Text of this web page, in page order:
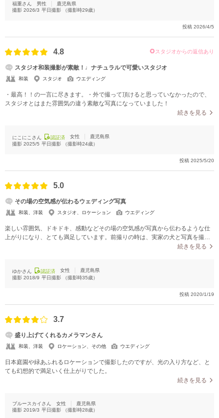
バムに仕上がっている点もとても満足しています。一生の記念に残る大切な写
真になりました。
福重さん 男性
鹿児島県
撮影 2026/3 平日撮影 （撮影時29歳）
投稿 2026/4/5
4.8 スタジオからの返信あり
スタジオ和装撮影が素敵！♩ナチュラルで可愛いスタジオ
和装 スタジオ ウエディング
・最高！！の一言に尽きます。・外で撮って頂けると思っていなかったので、
スタジオとはまた雰囲気の違う素敵な写真になっていました！
続きを見る
にこにこさん 認証済 女性
鹿児島県
撮影 2025/5 平日撮影 （撮影時24歳）
投稿 2025/5/20
5.0
その場の空気感が伝わるウェディング写真
和装、洋装 スタジオ、ロケーション ウエディング
楽しい雰囲気、ドキドキ、感動などその場の空気感が写真から伝わるような仕
上がりになり、とても満足しています。前撮りの時は、実家の犬と写真を撮り
続きを見る
ゆかさん 認証済 女性
鹿児島県
撮影 2018/9 平日撮影 （撮影時35歳）
投稿 2020/1/19
3.7
盛り上げてくれるカメラマンさん
和装、洋装 ロケーション、その他 ウエディング
日本庭園や緑あふれるロケーションで撮影したのですが、光の入り方など、と
ても幻想的で満足いく仕上がりでした。
続きを見る
ブルースカイさん 女性
鹿児島県
撮影 2019/3 平日撮影 （撮影時28歳）